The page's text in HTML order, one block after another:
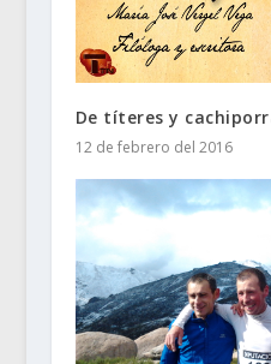
De títeres y
12 de febrero del 2016